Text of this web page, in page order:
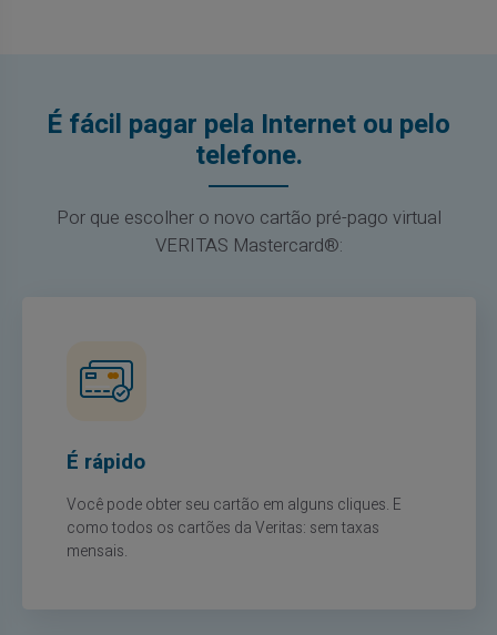
É fácil pagar pela Internet ou pelo
telefone.
Por que escolher o novo cartão pré-pago virtual
VERITAS Mastercard®:
É rápido
Você pode obter seu cartão em alguns cliques. E
como todos os cartões da Veritas: sem taxas
mensais.